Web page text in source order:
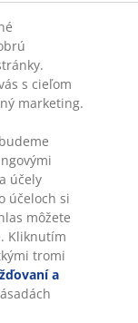
s cieľom
marketing.
účely
účeloch si
môžete
Kliknutím
tromi
a